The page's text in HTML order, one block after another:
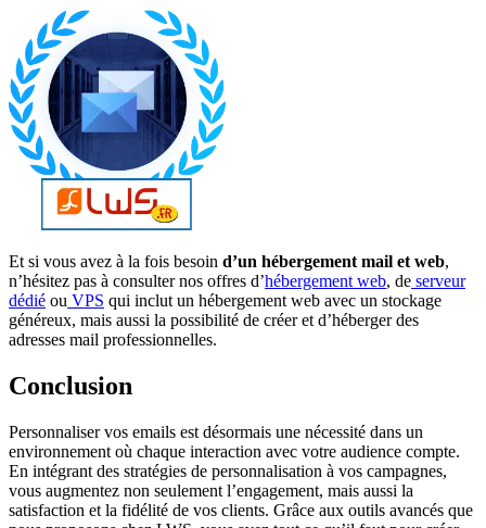
Et si vous avez à la fois besoin d’un hébergement mail et web,
n’hésitez pas à consulter nos offres d’hébergement web, de serveur
dédié ou VPS qui inclut un hébergement web avec un stockage
généreux, mais aussi la possibilité de créer et d’héberger des
adresses mail professionnelles.
Conclusion
Personnaliser vos emails est désormais une nécessité dans un
environnement où chaque interaction avec votre audience compte.
En intégrant des stratégies de personnalisation à vos campagnes,
vous augmentez non seulement l’engagement, mais aussi la
satisfaction et la fidélité de vos clients. Grâce aux outils avancés que